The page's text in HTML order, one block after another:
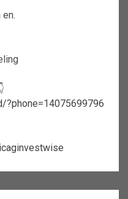
?phone=14075699796